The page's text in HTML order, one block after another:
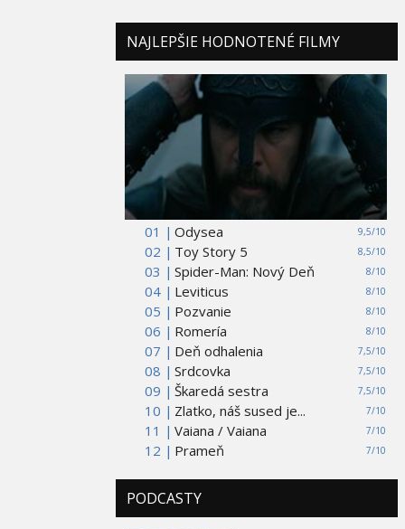
NAJLEPŠIE HODNOTENÉ FILMY
01 | 9,5/10
Odysea
02 |
8,5/10
Toy Story 5
03 |
8/10
Spider-Man: Nový Deň
04 |
8/10
Leviticus
05 |
8/10
Pozvanie
06 |
8/10
Romería
07 |
7,5/10
Deň odhalenia
08 |
7,5/10
Srdcovka
09 |
7,5/10
Škaredá sestra
10 |
7/10
Zlatko, náš sused je...
11 |
7/10
Vaiana / Vaiana
12 |
7/10
Prameň
PODCASTY